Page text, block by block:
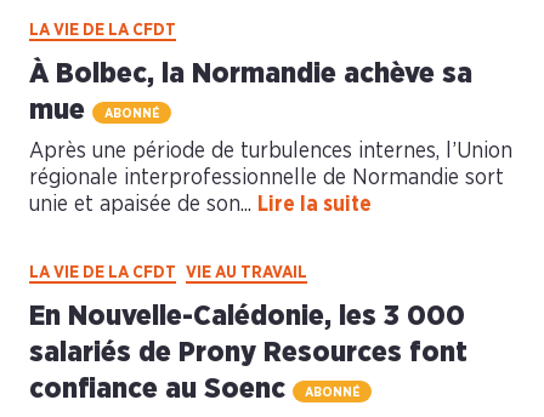
LA VIE DE LA CFDT
À Bolbec, la Normandie achève sa
mue
ABONNÉ
Après une période de turbulences internes, l’Union
régionale interprofessionnelle de Normandie sort
unie et apaisée de son... Lire la suite
LA VIE DE LA CFDT VIE AU TRAVAIL
En Nouvelle-Calédonie, les 3 000
salariés de Prony Resources font
confiance au Soenc
ABONNÉ